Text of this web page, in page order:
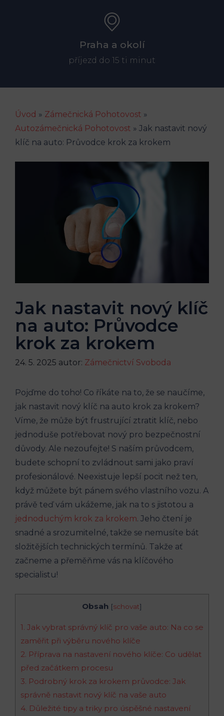
Praha a okolí
příjezd do 15 ti minut
Úvod » Zámečnická Pohotovost »
Autozámečnická Pohotovost » Jak nastavit nový
klíč na auto: Průvodce krok za krokem
Jak nastavit nový klíč
na auto: Průvodce
krok za krokem
24. 5. 2025 autor: Zámečnictví Svoboda
Pojďme do⁣ toho! Co říkáte na ‌to,​ že ⁢se naučíme,
jak nastavit nový klíč na auto krok za krokem?
Víme, že ​může být frustrující ztratit klíč,‌ nebo
jednoduše potřebovat ‌nový‌ pro bezpečnostní
důvody. Ale nezoufejte! S‍ naším průvodcem,
budete schopní to zvládnout sami⁣ jako praví
profesionálové. ⁣Neexistuje‌ lepší pocit než ten,
když můžete ⁢být pánem svého vlastního ​vozu. A
právě teď vám ukážeme, jak na to ‍s jistotou a
jednoduchým krok​ za ​krokem.‍ Jeho čtení ‌je
snadné a⁣ srozumitelné, takže se nemusíte bát
složitějších technických termínů. Takže ať‌
začneme a přeměňme vás na⁣ klíčového
specialistu!
Obsah [schovat]
1.​ Jak vybrat správný klíč ‌pro ⁤vaše auto: Na co se
zaměřit‌ při výběru nového ⁢klíče
2. Příprava​ na nastavení‌ nového klíče: ⁤Co​ udělat
před ⁣začátkem procesu
3. Podrobný‌ krok za krokem průvodce: Jak
správně nastavit nový klíč na​ vaše‌ auto
4.⁣ Důležité tipy⁢ a triky pro úspěšné nastavení